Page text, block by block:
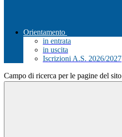
Orientamento
in entrata
in uscita
Iscrizioni A.S. 2026/2027
Campo di ricerca per le pagine del sito